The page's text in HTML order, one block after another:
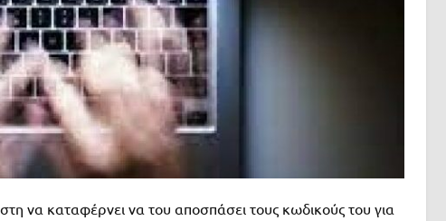
να καταφέρνει να του αποσπάσει τους κωδικούς του για